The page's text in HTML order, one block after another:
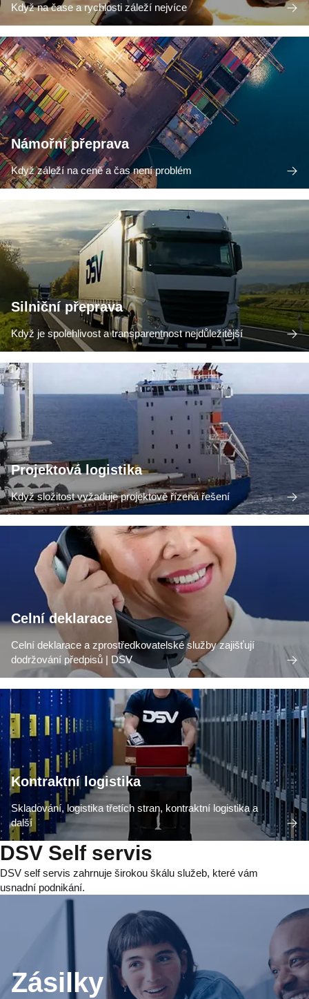
Když na čase a rychlosti záleží nejvíce
Námořní přeprava
Když záleží na ceně a čas není problém
Silniční přeprava
Když je spolehlivost a transparentnost nejdůležitější
Projektová logistika
Když složitost vyžaduje projektově řízená řešení
Celní deklarace
Celní deklarace a zprostředkovatelské služby zajišťují
dodržování předpisů | DSV
Kontraktní logistika
Skladování, logistika třetích stran, kontraktní logistika a
další
DSV Self servis
DSV self servis zahrnuje širokou škálu služeb, které vám
usnadní podnikání.
Zásilky